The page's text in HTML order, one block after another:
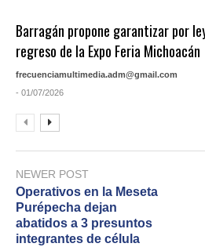
Barragán propone garantizar por
regreso de la Expo Feria Michoacán
frecuenciamultimedia.adm@gmail.com
- 01/07/2026
NEWER POST
Operativos en la Meseta
Purépecha dejan
abatidos a 3 presuntos
integrantes de célula